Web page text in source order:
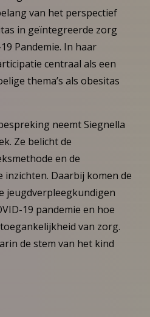
van het perspectief
in geïntegreerde zorg
Pandemie. In haar
centraal als een
thema’s als obesitas
neemt Siegnella
Ze belicht de
en de
inzichten. Daarbij komen de
jeugdverpleegkundigen
19 pandemie en hoe
van zorg.
de stem van het kind